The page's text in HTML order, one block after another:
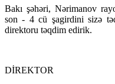
Bakı şəhəri, Nərimanov
son - 4 cü şagirdini sizə
direktoru təqdim edirik.
DİREKTOR